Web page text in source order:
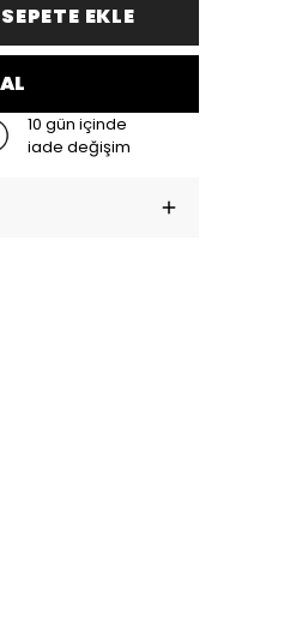
SEPETE EKLE
10 gün içinde
iade değişim